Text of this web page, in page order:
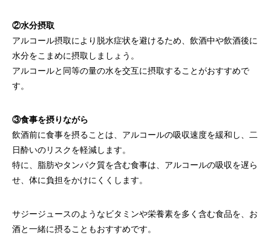
②水分摂取
アルコール摂取により脱水症状を避けるため、飲酒中や飲酒後に
水分をこまめに摂取しましょう。
アルコールと同等の量の水を交互に摂取することがおすすめで
す。
③食事を摂りながら
飲酒前に食事を摂ることは、アルコールの吸収速度を緩和し、二
日酔いのリスクを軽減します。
特に、脂肪やタンパク質を含む食事は、アルコールの吸収を遅ら
せ、体に負担をかけにくくします。
サジージュースのようなビタミンや栄養素を多く含む食品を、お
酒と一緒に摂ることもおすすめです。